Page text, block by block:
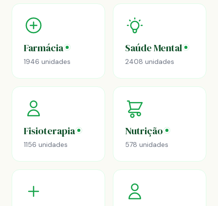
Farmácia
1946 unidades
Saúde Mental
2408 unidades
Fisioterapia
1156 unidades
Nutrição
578 unidades